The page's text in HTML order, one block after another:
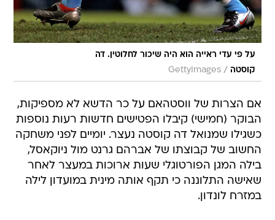
על פי עדי ראייה הוא היה שיכור לחלוטין. דה
קוסטה /
GettyImages
אם הצרות של ווסטהאם על כר הדשא לא מספיקות,
הבוקר (חמישי) קיבלו הפטישים חדשות רעות נוספות
כשגילו שמנואל דה קוסטה נעצר. יומיים לפני משחקה
החשוב של קבוצתו של אברהם גרנט מול ניוקאסל,
בילה המגן הפורטוגלי שעות ארוכות במעצר לאחר
שאישה התלוננה כי תקף אותה מינית במועדון לילה
במזרח לונדון.